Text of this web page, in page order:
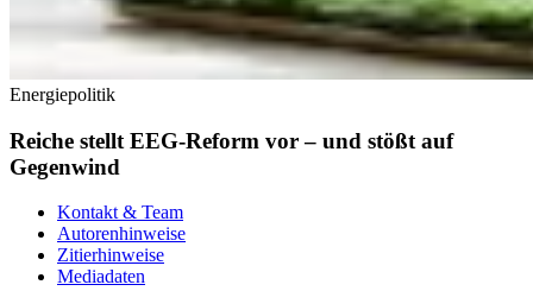
Energiepolitik
Reiche stellt EEG-Reform vor – und stößt auf
Gegenwind
Kontakt & Team
Autorenhinweise
Zitierhinweise
Mediadaten